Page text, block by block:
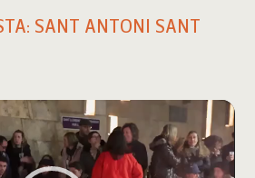
SANT ANTONI SANT